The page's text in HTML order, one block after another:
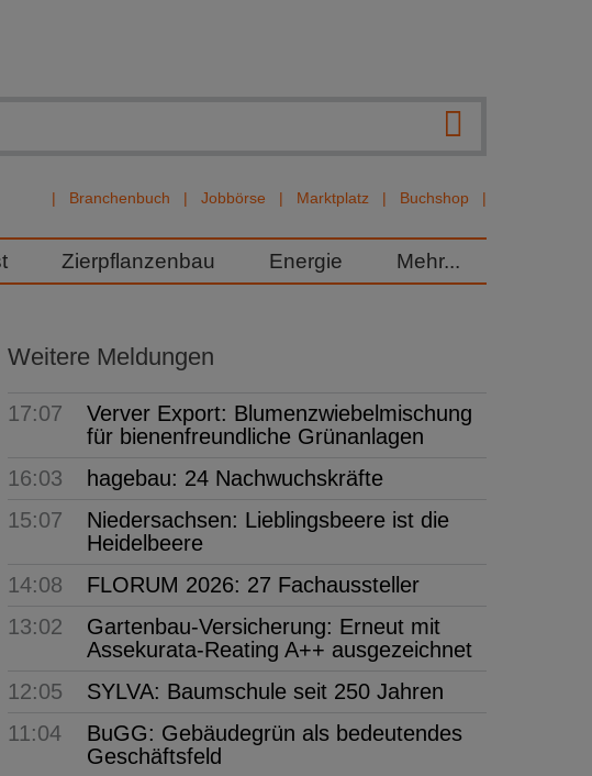
Branchenbuch Jobbörse Marktplatz Buchshop
Zierpflanzenbau Energie Mehr...
Weitere Meldungen
17:07
Verver Export: Blumenzwiebelmischung
für bienenfreundliche Grünanlagen
16:03
hagebau: 24 Nachwuchskräfte
15:07
Niedersachsen: Lieblingsbeere ist die
Heidelbeere
14:08
FLORUM 2026: 27 Fachaussteller
13:02
Gartenbau-Versicherung: Erneut mit
Assekurata-Reating A++ ausgezeichnet
12:05
SYLVA: Baumschule seit 250 Jahren
11:04
BuGG: Gebäudegrün als bedeutendes
Geschäftsfeld